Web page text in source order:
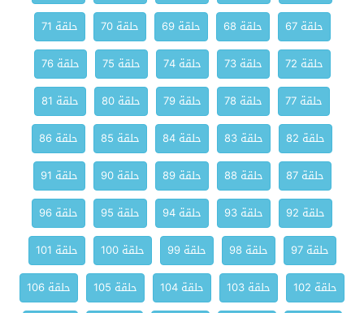
حلقة 67
حلقة 68 حلقة 69 حلقة 70
حلقة 71
حلقة 72
حلقة 73 حلقة 74 حلقة 75
حلقة 76
حلقة 77
حلقة 78 حلقة 79 حلقة 80
حلقة 81
حلقة 82
حلقة 83 حلقة 84 حلقة 85
حلقة 86
حلقة 87
حلقة 88 حلقة 89 حلقة 90
حلقة 91
حلقة 92
حلقة 93 حلقة 94 حلقة 95
حلقة 96
حلقة 97
حلقة 98 حلقة 99 حلقة 100
حلقة 101
حلقة 102
حلقة 103 حلقة 104 حلقة 105
حلقة 106